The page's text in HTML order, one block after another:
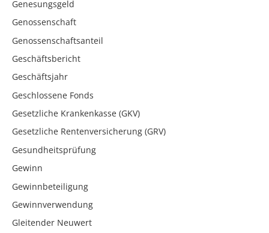
Genesungsgeld
Genossenschaft
Genossenschaftsanteil
Geschäftsbericht
Geschäftsjahr
Geschlossene Fonds
Gesetzliche Krankenkasse (GKV)
Gesetzliche Rentenversicherung (GRV)
Gesundheitsprüfung
Gewinn
Gewinnbeteiligung
Gewinnverwendung
Gleitender Neuwert